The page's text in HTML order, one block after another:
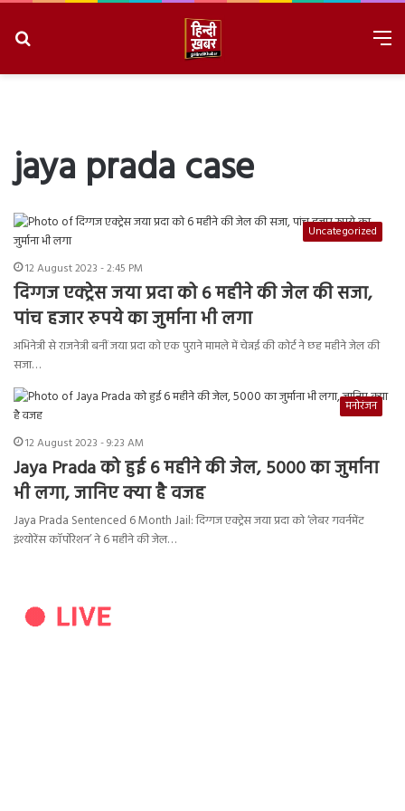
jaya prada case
Uncategorized
12 August 2023 - 2:45 PM
दिग्गज एक्ट्रेस जया प्रदा को 6 महीने की जेल की सजा,
पांच हजार रुपये का जुर्माना भी लगा
अभिनेत्री से राजनेत्री बनीं जया प्रदा को एक पुराने मामले में चेन्नई की कोर्ट ने छह महीने जेल की
सजा…
मनोरंजन
12 August 2023 - 9:23 AM
Jaya Prada को हुई 6 महीने की जेल, 5000 का जुर्माना
भी लगा, जानिए क्या है वजह
Jaya Prada Sentenced 6 Month Jail: दिग्गज एक्ट्रेस जया प्रदा को ‘लेबर गवर्नमेंट
इंश्योरेंस कॉर्पोरेशन’ ने 6 महीने की जेल…